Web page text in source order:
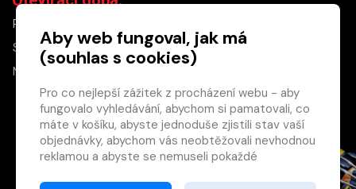
×
Máte u nás již
registrovaný
účet?
PO–PÁ
SO
10:00–13:00
NE
Aby web fungoval, jak má
(souhlas s cookies)
Pro co nejlepší zážitek z procházení webu - aby
fungovalo vyhledávání, abychom si pamatovali, co
máte v košíku, abyste jednoduše zjistili stav vaší
objednávky, abychom vás neobtěžovali nevhodnou
reklamou a abyste se nemuseli pokaždé